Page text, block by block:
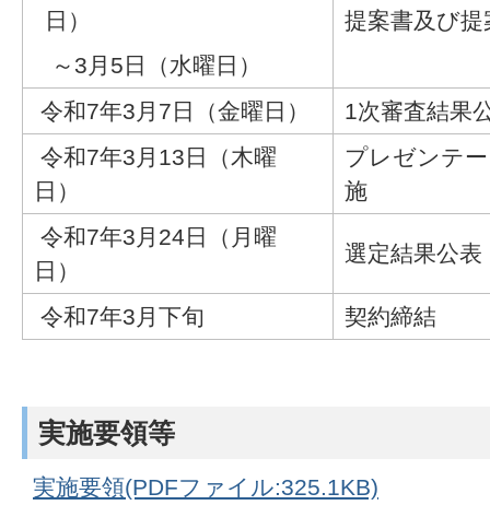
日）
～3月5日（水曜日）
提案書及び
令和7年3月7日（金曜日）
1次審査結果
令和7年3月13日（木曜
日）
プレゼンテ
施
令和7年3月24日（月曜
日）
選定結果公表
令和7年3月下旬 契約締結
実施要領等
実施要領(PDFファイル:325.1KB)